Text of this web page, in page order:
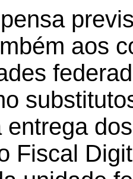
aos
entrega
Fiscal